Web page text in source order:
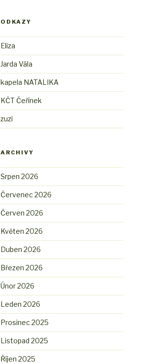
ODKAZY
Eliza
Jarda Vála
kapela NATALIKA
KČT Čeřínek
zuzi
ARCHIVY
Srpen 2026
Červenec 2026
Červen 2026
Květen 2026
Duben 2026
Březen 2026
Únor 2026
Leden 2026
Prosinec 2025
Listopad 2025
Říjen 2025